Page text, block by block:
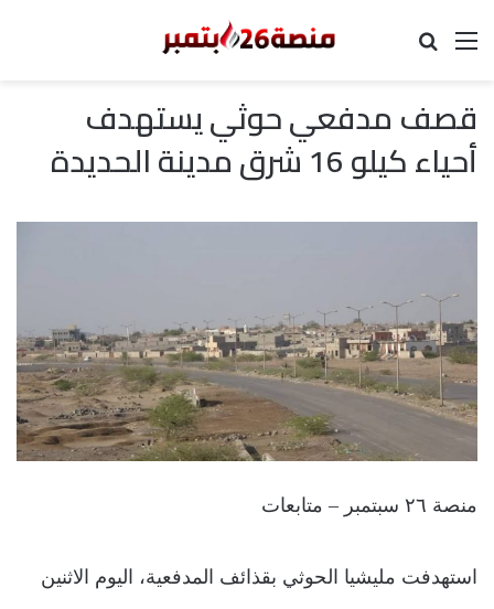
القائمة
قصف مدفعي حوثي يستهدف
أحياء كيلو 16 شرق مدينة الحديدة
منصة ٢٦ سبتمبر – متابعات
استهدفت مليشيا الحوثي بقذائف المدفعية، اليوم الاثنين